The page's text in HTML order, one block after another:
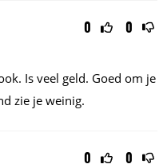
0 0
Is veel geld. Goed om je
zie je weinig.
0 0